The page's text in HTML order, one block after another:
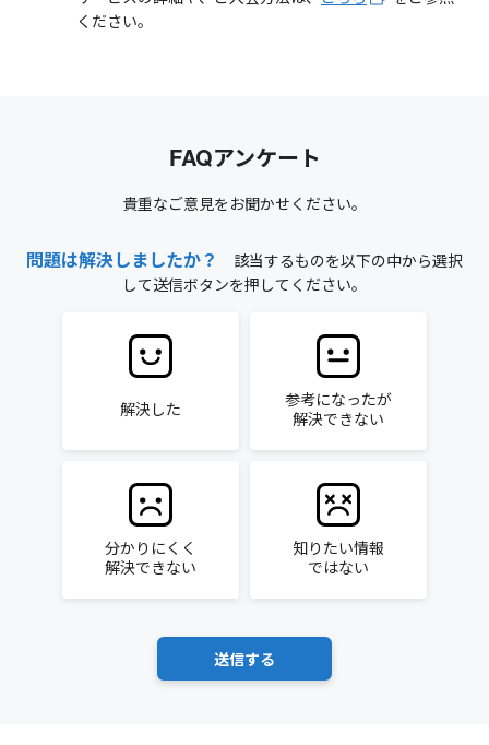
ください。
FAQアンケート
貴重なご意見をお聞かせください。
問題は解決しましたか？
該当するものを以下の中から選択
して送信ボタンを押してください。
解決した
参考になったが
解決できない
分かりにくく
解決できない
知りたい情報
ではない